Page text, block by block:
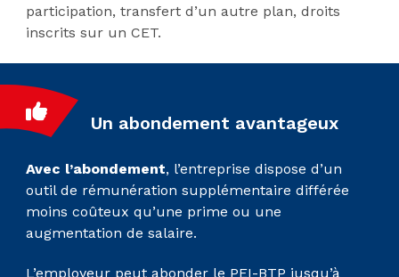
participation, transfert d’un autre plan, droits
inscrits sur un CET.
Un abondement avantageux
Avec l’abondement, l’entreprise dispose d’un
outil de rémunération supplémentaire différée
moins coûteux qu’une prime ou une
augmentation de salaire.
L’employeur peut abonder le PEI-BTP jusqu’à